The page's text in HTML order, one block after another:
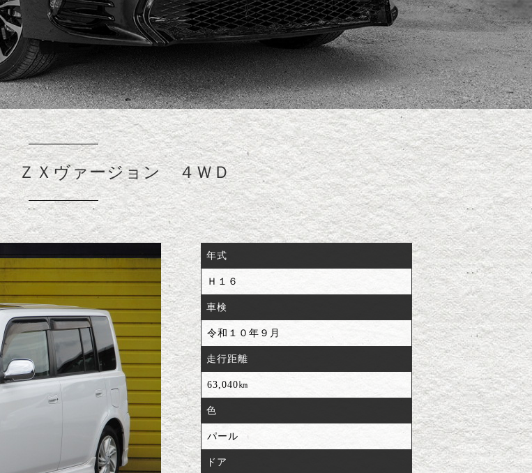
ＺＸヴァージョン ４ＷＤ
年式
Ｈ１６
車検
令和１０年９月
走行距離
63,040㎞
色
パール
ドア